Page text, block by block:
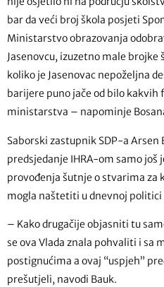
bar da veći broj škola posjeti
Ministarstvo obrazovanja
Jasenovcu, izuzetno male
koliko je Jasenovac nepoželjna
barijere puno jače od bilo
ministarstva – napominje
Saborski zastupnik SDP-a Arsen
predsjedanje IHRA-om samo još
provođenja šutnje o stvarima za
mogla naštetiti u dnevnoj
– Kako drugačije objasniti tu
se ova Vlada znala pohvaliti i sa
postignućima a ovaj “uspjeh”
prešutjeli, navodi Bauk.